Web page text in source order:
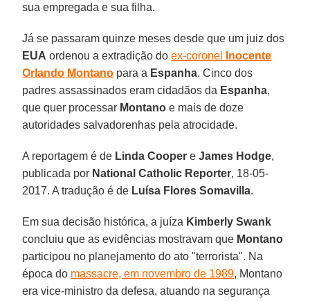
sua empregada e sua filha.
Já se passaram quinze meses desde que um juiz dos
EUA ordenou a extradição doex-coronel
Inocente
Orlando Montano para a Espanha. Cinco dos
padres assassinados eram cidadãos da Espanha,
que quer processar Montano e mais de doze
autoridades salvadorenhas pela atrocidade.
A reportagem é de Linda Cooper eJames Hodge,
publicada por National Catholic Reporter, 18-05-
2017. A tradução é de Luísa Flores Somavilla.
Em sua decisão histórica, a juíza Kimberly Swank
concluiu que as evidências mostravam que Montano
participou no planejamento do ato "terrorista". Na
época do massacre, em novembro de 1989, Montano
era vice-ministro da defesa, atuando na segurança